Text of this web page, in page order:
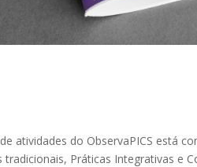
atividades do ObservaPICS está
Práticas Integrativas e